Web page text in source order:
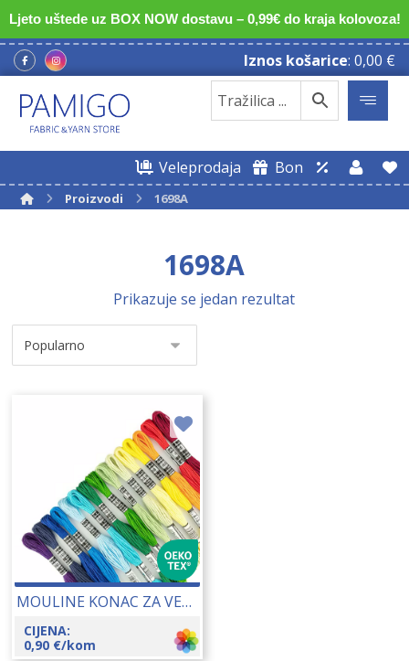
Ljeto uštede uz BOX NOW dostavu – 0,99€ do kraja kolovoza!
Iznos košarice: 0,00 €
Veleprodaja Bon
Proizvodi 1698A
1698A
Prikazuje se jedan rezultat
MOULINE KONAC ZA VEZENJE 25148
CIJENA:
0,90 €/kom